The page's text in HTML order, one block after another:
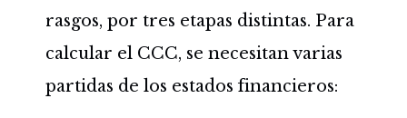
rasgos, por tres etapas distintas. Para
calcular el CCC, se necesitan varias
partidas de los estados financieros: